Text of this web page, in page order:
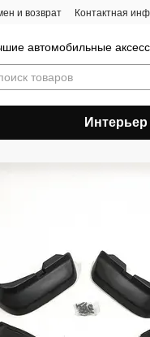
и возврат Контактная
автомобильные
Интерьер